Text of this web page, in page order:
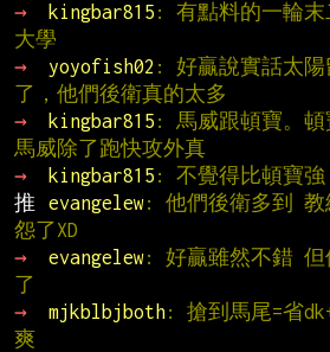
→
kingbar815 : 有點料的一輪末
大學
→
yoyofish02 : 好贏說實話太陽
了，他們後衛真的太多
→
kingbar815 : 馬威跟頓寶。頓
馬威除了跑快攻外真
→
kingbar815 : 不覺得比頓寶強
推
evangelew: 他們後衛多到 教
怨了XD
→
evangelew: 好贏雖然不錯 但
了
→
mjkblbjboth: 搶到馬尾=省
爽